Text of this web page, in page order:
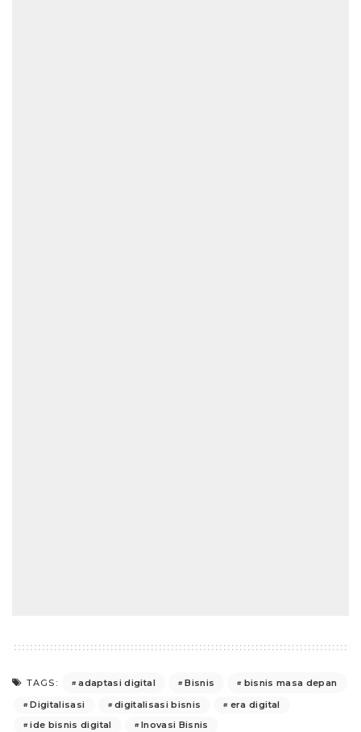
TAGS: adaptasi digital Bisnis
bisnis masa depan
Digitalisasi
digitalisasi bisnis
era digital
ide bisnis digital
Inovasi Bisnis